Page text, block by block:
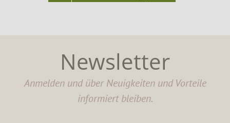
Newsletter
Anmelden und über Neuigkeiten und Vorteile
informiert bleiben.